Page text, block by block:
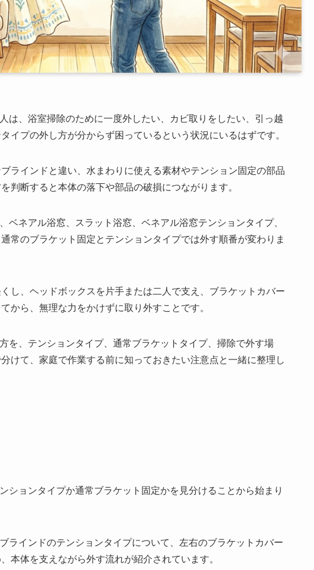
は、浴室掃除のために一度外したい、カビ取りをしたい、引っ越
イプの外し方が分からず困っているという状況にいるはずです。
ラインドと違い、水まわりに使える素材やテンション固定の部品
判断すると本体の落下や部品の破損につながります。
ベネアル浴窓、スラット浴窓、ベネアル浴窓テンションタイプ、
常のブラケット固定とテンションタイプでは外す順番が変わりま
し、ヘッドボックスを片手または二人で支え、ブラケットカバー
から、無理な力をかけずに取り外すことです。
を、テンションタイプ、通常ブラケットタイプ、掃除で外す場
けて、家庭で作業する前に知っておきたい注意点と一緒に整理し
ションタイプか通常ブラケット固定かを見分けることから始まり
ラインドのテンションタイプについて、左右のブラケットカバー
本体を支えながら外す流れが紹介されています。